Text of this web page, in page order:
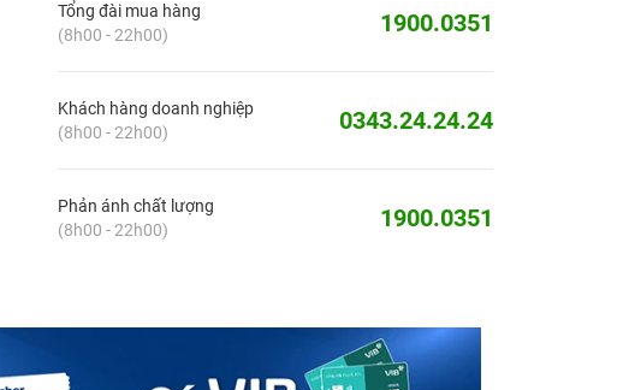
Tổng đài mua hàng
(8h00 - 22h00)
1900.0351
Khách hàng doanh nghiệp
(8h00 - 22h00)
0343.24.24.24
Phản ánh chất lượng
(8h00 - 22h00)
1900.0351